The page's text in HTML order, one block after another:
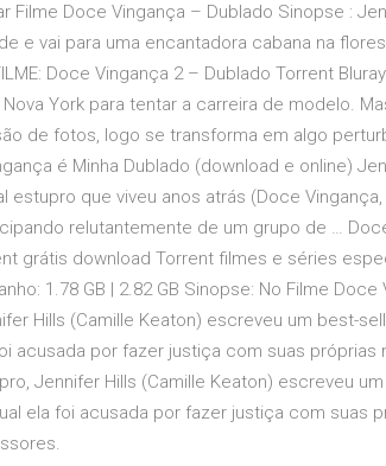
Filme Doce Vingança – Dublado Sinopse :
e vai para uma encantadora cabana na
Doce Vingança 2 – Dublado Torrent
Nova York para tentar a carreira de modelo.
de fotos, logo se transforma em algo
é Minha Dublado (download e online)
estupro que viveu anos atrás (Doce
relutantemente de um grupo de …
grátis download Torrent filmes e séries
1.78 GB | 2.82 GB Sinopse: No Filme
Hills (Camille Keaton) escreveu um best-
acusada por fazer justiça com suas próprias
Jennifer Hills (Camille Keaton) escreveu
ela foi acusada por fazer justiça com suas